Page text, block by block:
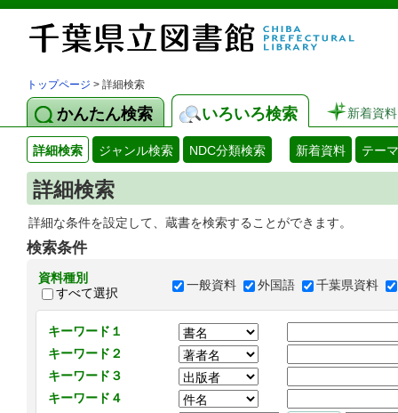
トップページ > 詳細検索
かんたん検索 いろいろ検索 新着資料
詳細検索 ジャンル検索 NDC分類検索 新着資料 テー
詳細検索
詳細な条件を設定して、蔵書を検索することができます。
検索条件
資料種別
すべて選択
一般資料 外国語 千葉県資料
キーワード１
キーワード２
キーワード３
キーワード４